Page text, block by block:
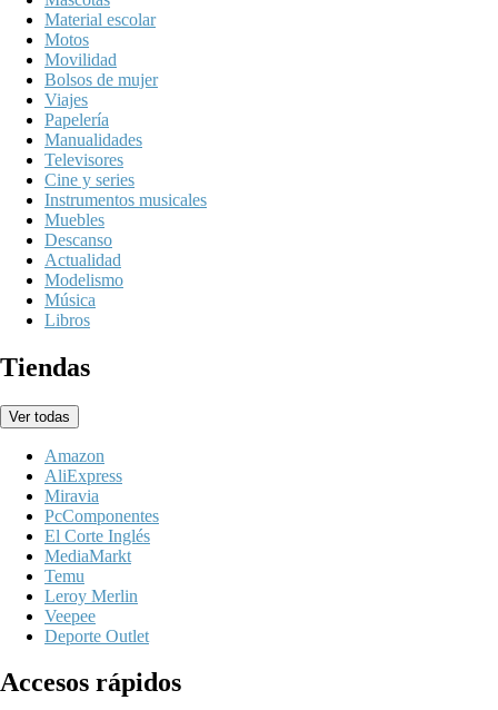
Material escolar
Motos
Movilidad
Bolsos de mujer
Viajes
Papelería
Manualidades
Televisores
Cine y series
Instrumentos musicales
Muebles
Descanso
Actualidad
Modelismo
Música
Libros
Tiendas
Ver todas
Amazon
AliExpress
Miravia
PcComponentes
El Corte Inglés
MediaMarkt
Temu
Leroy Merlin
Veepee
Deporte Outlet
Accesos rápidos